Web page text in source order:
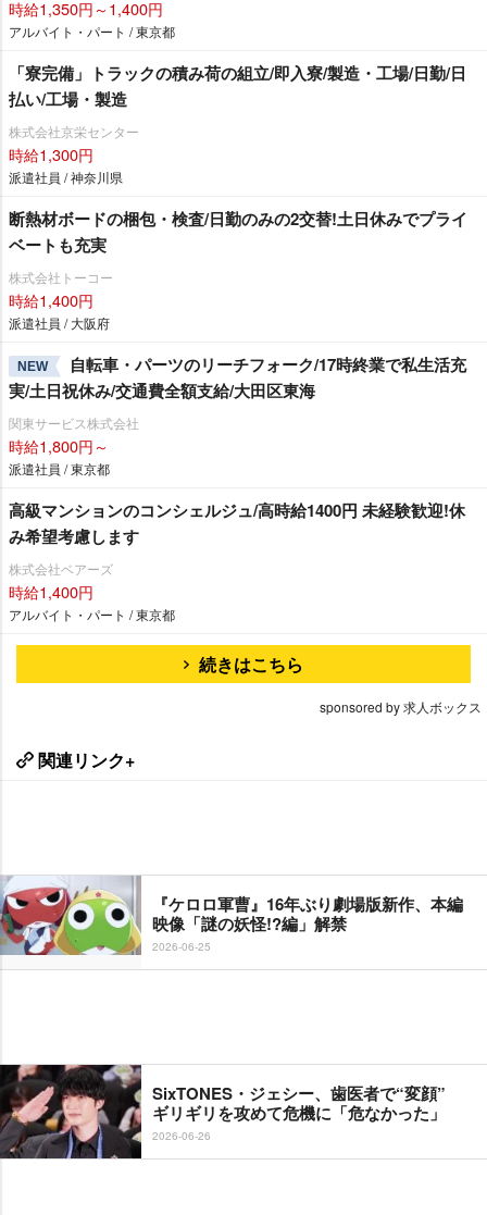
時給1,350円～1,400円
アルバイト・パート / 東京都
「寮完備」トラックの積み荷の組立/即入寮/製造・工場/日勤/日
払い/工場・製造
株式会社京栄センター
時給1,300円
派遣社員 / 神奈川県
断熱材ボードの梱包・検査/日勤のみの2交替!土日休みでプライ
ベートも充実
株式会社トーコー
時給1,400円
派遣社員 / 大阪府
NEW
自転車・パーツのリーチフォーク/17時終業で私生活充
実/土日祝休み/交通費全額支給/大田区東海
関東サービス株式会社
時給1,800円～
派遣社員 / 東京都
高級マンションのコンシェルジュ/高時給1400円 未経験歓迎!休
み希望考慮します
株式会社ベアーズ
時給1,400円
アルバイト・パート / 東京都
続きはこちら
sponsored by 求人ボックス
関連リンク+
『ケロロ軍曹』16年ぶり劇場版新作、本編
映像「謎の妖怪!?編」解禁
2026-06-25
SixTONES・ジェシー、歯医者で“変顔”
ギリギリを攻めて危機に「危なかった」
2026-06-26